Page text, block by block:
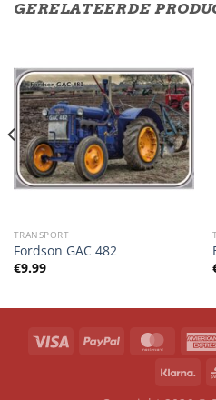
GERELATEERDE
TRANSPORT
Fordson GAC 482
€9.99